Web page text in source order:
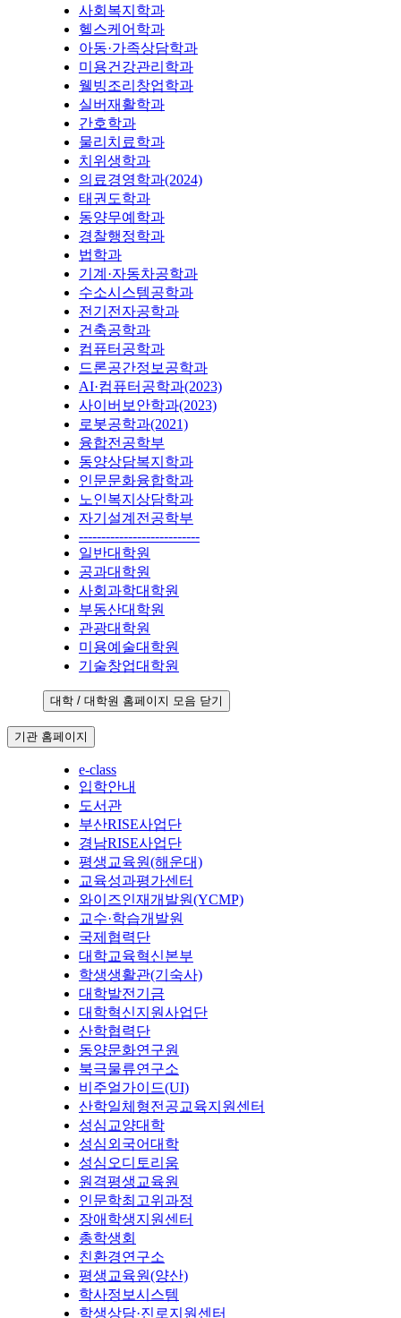
사회복지학과
헬스케어학과
아동·가족상담학과
미용건강관리학과
웰빙조리창업학과
실버재활학과
간호학과
물리치료학과
치위생학과
의료경영학과(2024)
태권도학과
동양무예학과
경찰행정학과
법학과
기계·자동차공학과
수소시스템공학과
전기전자공학과
건축공학과
컴퓨터공학과
드론공간정보공학과
AI·컴퓨터공학과(2023)
사이버보안학과(2023)
로봇공학과(2021)
융합전공학부
동양상담복지학과
인문문화융합학과
노인복지상담학과
자기설계전공학부
---------------------------
일반대학원
공과대학원
사회과학대학원
부동산대학원
관광대학원
미용예술대학원
기술창업대학원
대학 / 대학원 홈페이지 모음 닫기
기관 홈페이지
e-class
입학안내
도서관
부산RISE사업단
경남RISE사업단
평생교육원(해운대)
교육성과평가센터
와이즈인재개발원(YCMP)
교수·학습개발원
국제협력단
대학교육혁신본부
학생생활관(기숙사)
대학발전기금
대학혁신지원사업단
산학협력단
동양문화연구원
북극물류연구소
비주얼가이드(UI)
산학일체형전공교육지원센터
성심교양대학
성심외국어대학
성심오디토리움
원격평생교육원
인문학최고위과정
장애학생지원센터
총학생회
친환경연구소
평생교육원(양산)
학사정보시스템
학생상담·진로지원센터